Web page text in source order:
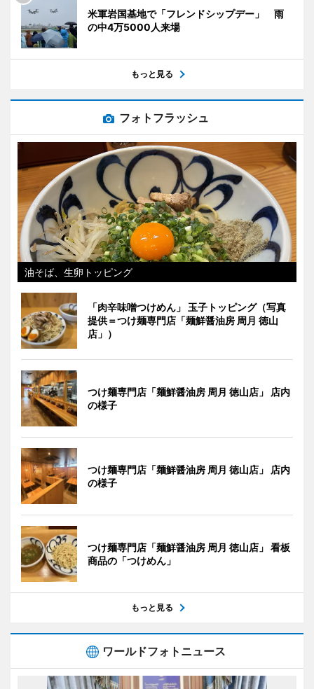
米軍岩国基地で「フレンドシップデー」 雨
の中4万5000人来場
もっと見る
フォトフラッシュ
油そば、生卵トッピング
「肉辛味噌つけめん」 玉子トッピング（写真
提供＝つけ麺専門店「麺鮮醤油房 周月 徳山
店」）
つけ麺専門店「麺鮮醤油房 周月 徳山店」 店内
の様子
つけ麺専門店「麺鮮醤油房 周月 徳山店」 店内
の様子
つけ麺専門店「麺鮮醤油房 周月 徳山店」 看板
商品の「つけめん」
もっと見る
ワールドフォトニュース